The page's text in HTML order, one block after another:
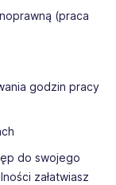
(praca
godzin pracy
do swojego
załatwiasz